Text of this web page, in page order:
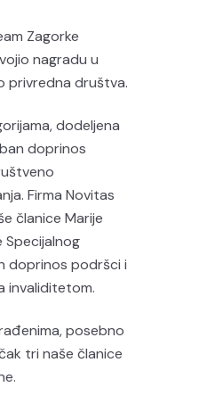
Zagorke
nagradu u
privredna društva.
dodeljena
doprinos
Firma Novitas
članice Marije
Specijalnog
doprinos podršci i
invaliditetom.
posebno
tri naše članice